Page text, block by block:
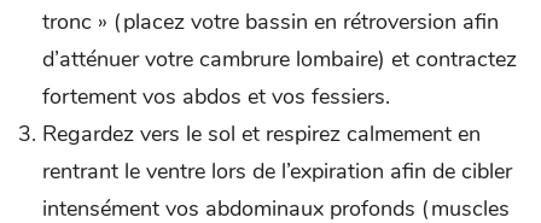
tronc » (placez votre bassin en rétroversion afin
d’atténuer votre cambrure lombaire) et contractez
fortement vos abdos et vos fessiers.
Regardez vers le sol et respirez calmement en
rentrant le ventre lors de l’expiration afin de cibler
intensément vos abdominaux profonds (muscles